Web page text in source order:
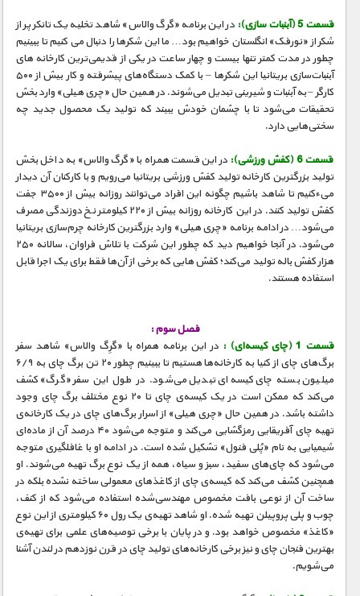
قسمت 5 (آبنبات‌ سازی):
در این برنامه «گرگ والاس» شاهد تخلیه یک تانکر پر از
شکر از «نورفک» انگلستان خواهیم بود… ما این شکرها را دنبال می کنیم تا ببینیم
چطور در مدت کمتر تنها بیست و چهار ساعت در یکی از قدیمی‌ترین کارخانه های
آبنبات‌سازی بریتانیا این شکرها – با کمک دستگاه‌های پیشرفته و کار بیش از ۵۰۰
کارگر – به آبنبات و شیرینی تبدیل می‌شوند. در همین حال «چری هیلی» وارد بخش
تحقیقات می‌شود تا با چشمان خودش ببیند که تولید یک محصول جدید چه
سختی‌هایی دارد.
قسمت 6 (کفش ورزشی):
در این قسمت همراه با «گرگ والاس» به داخل بخش
تولید بزرگترین کارخانه تولید کفش ورزشی بریتانیا می‌رویم و با کارکنان آن دیدار
میءکنیم تا شاهد باشیم چگونه این افراد می‌توانند روزانه بیش از ۳۵۰۰ جفت
کفش تولید کنند. در این کارخانه روزانه بیش از ۲۲۰ کیلومتر نخ دوزندگی مصرف
می‌شود… در ادامه برنامه «چری هیلی» وارد بزرگترین کارخانه چرم‌سازی بریتانیا
می‌شود. در آنجا خواهیم دید که چطور این شرکت با تلاش فراوان، سالانه ۲۵۰
هزار کفش باله تولید می‌کند؛ کفش هایی که برخی از آن‌ها فقط برای یک اجرا قابل
استفاده هستند.
فصل سوم :
قسمت 1 (چای کیسه‌ای) :
در این برنامه همراه با «گرِگ والاس» شاهد سفر
برگ‌های چای از کنیا به کارخانه‌ها هستیم تا ببینیم چطور ۲۰ تن برگ چای به ۶/۹
میلیون بسته چای کیسه‌ای تبدیل می‌شود. در طول این سفر «گرگ» کشف
می‌کند که ممکن است در یک کیسه‌ی چای تا ۲۰ نوع مختلف برگ چای وجود
داشته باشد. در همین حال «چری هیلی» از اسرار برگ‌های چای در یک کارخانه‌ی
تهیه چای آفریقایی رمزگشایی می‌کند و متوجه می‌شود ۴۰ درصد آن از ماده‌ای
شیمیایی به نام «پُلی فنول» تشکیل شده است. در ادامه او با غافلگیری متوجه
می‌شود که چای‌های سفید، سبز و سیاه، همه از یک نوع برگ تهیه می‌شوند. او
همچنین کشف می‌کند که کیسه‌ی چای از کاغذهای معمولی ساخته نشده بلکه در
ساخت آن از نوعی بافت مخصوص مهندسی‌شده استفاده می‌شود که از کنف،
چوب و پلی پروپیلن تهیه شده. او شاهد تهیه‌ی یک رول ۶۰ کیلومتری از این نوع
«کاغذ» مخصوص خواهد بود. و در پایان با برخی توصیه‌های علمی برای تهیه‌ی
بهترین فنجان چای و نیز برخی کارخانه‌های تولید چای در قرن نوزدهم در لندن آشنا
می‌شویم.